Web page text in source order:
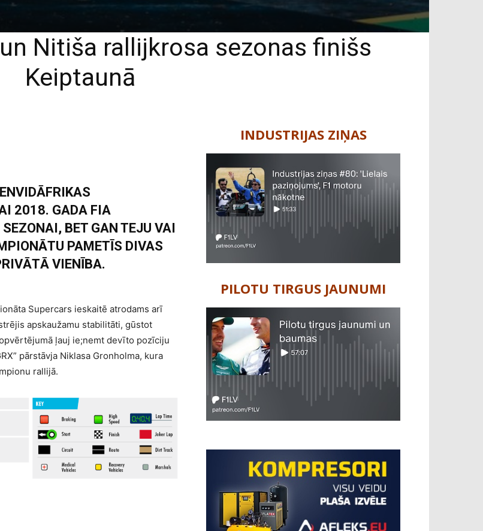
Nitiša rallijkrosa sezonas finišs
Keiptaunā
2018. GADA FIA
BET GAN TEJU VAI
PAMETĪS DIVAS
VIENĪBA.
Supercars ieskaitē atrodams arī
apskaužamu stabilitāti, gūstot
ļauj ie;nemt devīto pozīciju
pārstāvja Niklasa Gronholma, kura
rallijā.
INDUSTRIJAS ZIŅAS
PILOTU TIRGUS JAUNUMI